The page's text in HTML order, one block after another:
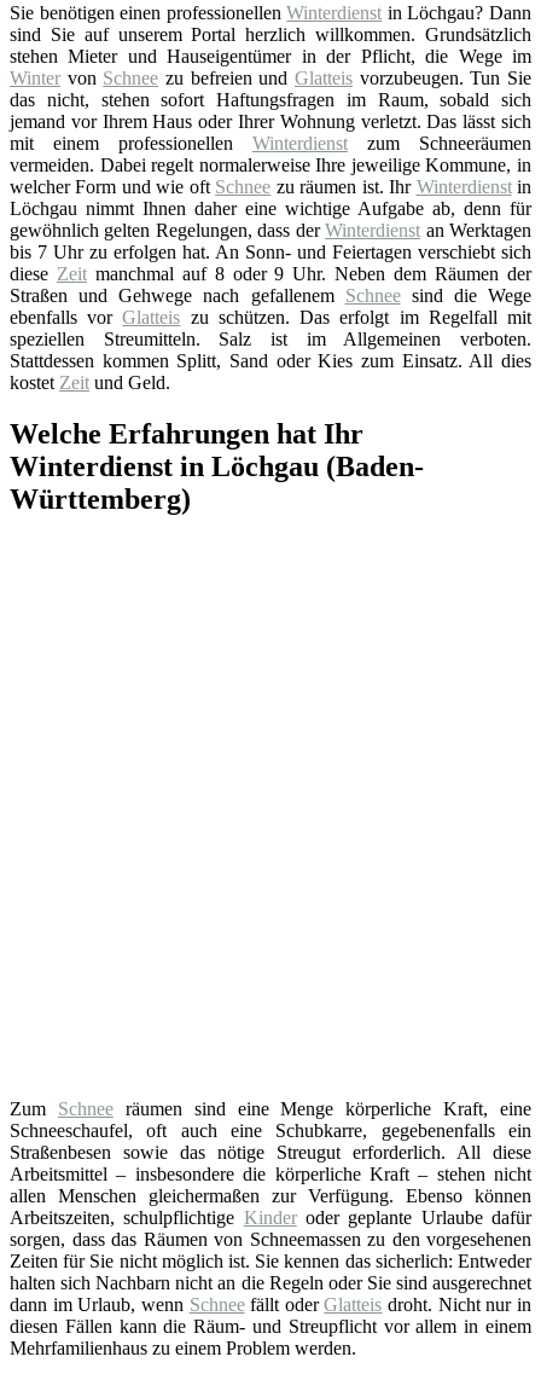
Sie benötigen einen professionellenWinterdienst in Löchgau? Dann
sind Sie auf unserem Portal herzlich willkommen. Grundsätzlich
stehen Mieter und Hauseigentümer in der Pflicht, die Wege im
Winter von Schnee zu befreien undGlatteis vorzubeugen. Tun Sie
das nicht, stehen sofort Haftungsfragen im Raum, sobald sich
jemand vor Ihrem Haus oder Ihrer Wohnung verletzt. Das lässt sich
mit einem professionellen Winterdienst zum Schneeräumen
vermeiden. Dabei regelt normalerweise Ihre jeweilige Kommune, in
welcher Form und wie oft Schnee zu räumen ist. Ihr Winterdienstin
Löchgau nimmt Ihnen daher eine wichtige Aufgabe ab, denn für
gewöhnlich gelten Regelungen, dass derWinterdienst an Werktagen
bis 7 Uhr zu erfolgen hat. An Sonn- und Feiertagen verschiebt sich
diese Zeitmanchmal auf 8 oder 9 Uhr. Neben dem Räumen der
Straßen und Gehwege nach gefallenem Schneesind die Wege
ebenfalls vorGlatteis zu schützen. Das erfolgt im Regelfall mit
speziellen Streumitteln. Salz ist im Allgemeinen verboten.
Stattdessen kommen Splitt, Sand oder Kies zum Einsatz. All dies
kostet Zeit und Geld.
Welche Erfahrungen hat Ihr
Winterdienst in Löchgau (Baden-
Württemberg)
Zum Schneeräumen sind eine Menge körperliche Kraft, eine
Schneeschaufel, oft auch eine Schubkarre, gegebenenfalls ein
Straßenbesen sowie das nötige Streugut erforderlich. All diese
Arbeitsmittel – insbesondere die körperliche Kraft – stehen nicht
allen Menschen gleichermaßen zur Verfügung. Ebenso können
Arbeitszeiten, schulpflichtige Kinderoder geplante Urlaube dafür
sorgen, dass das Räumen von Schneemassen zu den vorgesehenen
Zeiten für Sie nicht möglich ist. Sie kennen das sicherlich: Entweder
halten sich Nachbarn nicht an die Regeln oder Sie sind ausgerechnet
dann im Urlaub, wenn Schneefällt oderGlatteis droht. Nicht nur in
diesen Fällen kann die Räum- und Streupflicht vor allem in einem
Mehrfamilienhaus zu einem Problem werden.